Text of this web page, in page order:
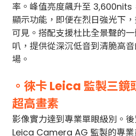
率。峰值亮度飆升至 3,600nits
顯示功能，即便在烈日強光下
可見。搭配支援杜比全景聲的
叭，提供從深沉低音到清脆高
場。
。徠卡 Leica 監製三鏡
超高畫素
影像實力達到專業單眼級別。
Leica Camera AG 監製的專